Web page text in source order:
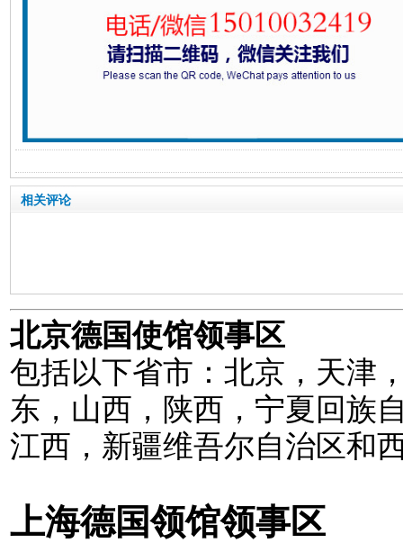
相关评论
北京德国使馆领事区
包括以下省市：北京，天津
东，山西，陕西，宁夏回族
江西，新疆维吾尔自治区和
上海德国领馆领事区